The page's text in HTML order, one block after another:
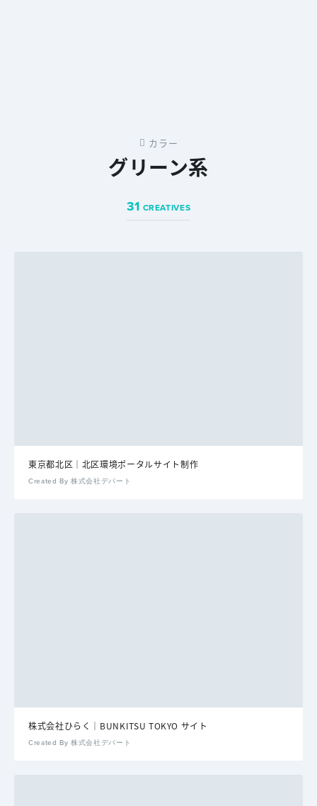
カラー
グリーン系
31 CREATIVES
東京都北区｜北区環境ポータルサイト制作
Created By 株式会社デパート
株式会社ひらく｜BUNKITSU TOKYO サイト
Created By 株式会社デパート